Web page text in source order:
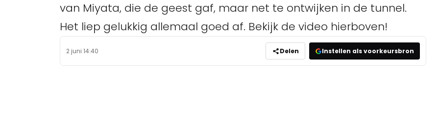
van Miyata, die de geest gaf, maar net te ontwijken in de tunnel.
Het liep gelukkig allemaal goed af. Bekijk de video hierboven!
2 juni 14:40 Delen Instellen als voorkeursbron